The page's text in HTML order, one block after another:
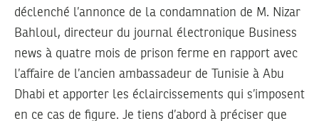
déclenché l’annonce de la condamnation de M. Nizar
Bahloul, directeur du journal électronique Business
news à quatre mois de prison ferme en rapport avec
l’affaire de l’ancien ambassadeur de Tunisie à Abu
Dhabi et apporter les éclaircissements qui s’imposent
en ce cas de figure. Je tiens d’abord à préciser que